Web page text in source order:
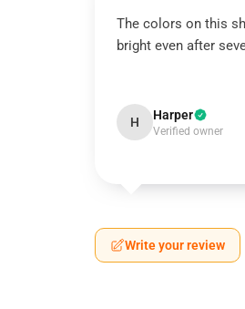
The colors on this
bright even after
H Harper
Verified owner
Write your review